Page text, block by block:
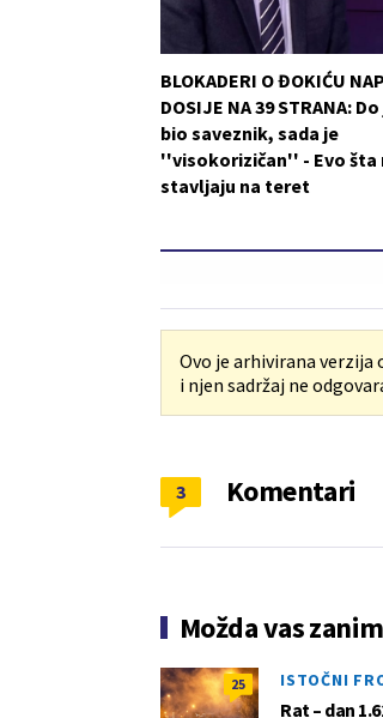
BLOKADERI O ĐOKIĆU
DOSIJE NA 39 STRANA:
bio saveznik, sada je
''visokorizičan'' - Evo šta
stavljaju na teret
Ovo je arhivirana
i njen sadržaj ne
Komentari
3
Možda vas
25 ISTOČNI
Rat – dan